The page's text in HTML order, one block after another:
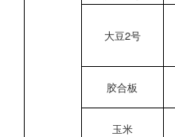
大豆2号
胶合板
玉米